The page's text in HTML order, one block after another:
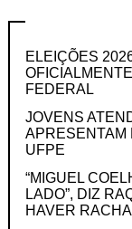
ELEIÇÕES
FEDERAL
JOVENS
APRESENTAM
UFPE
“MIGUEL
LADO”, DIZ
HAVER